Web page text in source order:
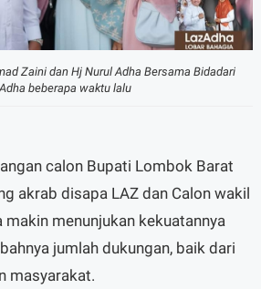
Zaini dan Hj Nurul Adha Bersama Bidadari
beberapa waktu lalu
calon Bupati Lombok Barat
akrab disapa LAZ dan Calon wakil
makin menunjukan kekuatannya
jumlah dukungan, baik dari
masyarakat.